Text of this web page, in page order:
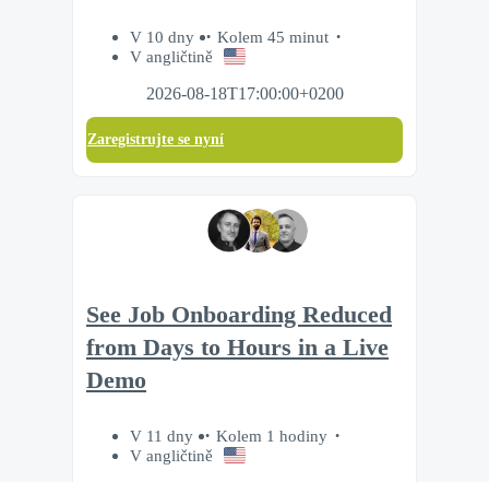
V 10 dny
Kolem 45 minut
V angličtině
2026-08-18T17:00:00+0200
Zaregistrujte se nyní
See Job Onboarding Reduced
from Days to Hours in a Live
Demo
V 11 dny
Kolem 1 hodiny
V angličtině